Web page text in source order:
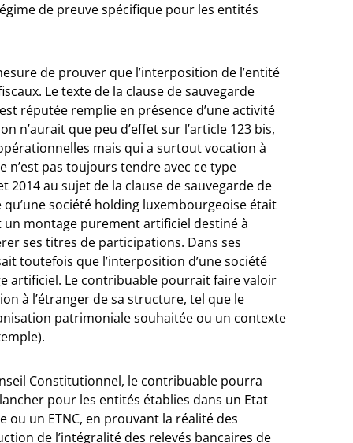
de preuve spécifique pour les entités
de prouver que l’interposition de l’entité
Le texte de la clause de sauvegarde
réputée remplie en présence d’une activité
n’aurait que peu d’effet sur l’article 123 bis,
mais qui a surtout vocation à
n’est pas toujours tendre avec ce type
2014 au sujet de la clause de sauvegarde de
qu’une société holding luxembourgeoise était
montage purement artificiel destiné à
ses titres de participations. Dans ses
toutefois que l’interposition d’une société
artificiel. Le contribuable pourrait faire valoir
à l’étranger de sa structure, tel que le
patrimoniale souhaitée ou un contexte
Constitutionnel, le contribuable pourra
pour les entités établies dans un Etat
ou un ETNC, en prouvant la réalité des
de l’intégralité des relevés bancaires de